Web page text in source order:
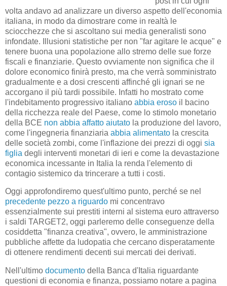
volta andavo ad analizzare un diverso aspetto dell'economia
italiana, in modo da dimostrare come in realtà le
sciocchezze che si ascoltano sui media generalisti sono
infondate. Illusioni statistiche per non "far agitare le acque" e
tenere buona una popolazione allo stremo delle sue forze
fiscali e finanziarie. Questo ovviamente non significa che il
dolore economico finirà presto, ma che verrà somministrato
gradualmente e a dosi crescenti affinché gli ignari se ne
accorgano il più tardi possibile. Infatti ho mostrato come
l'indebitamento progressivo italiano abbia eroso il bacino
della ricchezza reale del Paese, come lo stimolo monetario
della BCE non abbia affatto aiutato la produzione del lavoro,
come l'ingegneria finanziaria abbia alimentato la crescita
delle società zombi, come l'inflazione dei prezzi di oggi sia
figlia degli interventi monetari di ieri e come la devastazione
economica incessante in Italia la renda l'elemento di
contagio sistemico da trincerare a tutti i costi.
Oggi approfondiremo quest'ultimo punto, perché se nel
precedente pezzo a riguardo mi concentravo
essenzialmente sui prestiti interni al sistema euro attraverso
i saldi TARGET2, oggi parleremo delle conseguenze della
cosiddetta "finanza creativa", ovvero, le amministrazione
pubbliche affette da ludopatia che cercano disperatamente
di ottenere rendimenti decenti sui mercati dei derivati.
Nell'ultimo documento della Banca d'Italia riguardante
questioni di economia e finanza, possiamo notare a pagina